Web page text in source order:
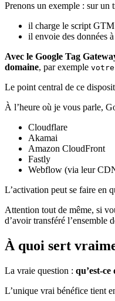
Prenons un exemple : sur un
il charge le script
il envoie des données
Avec le Google Tag
domaine, par exemple
Le point central de ce
À l’heure où je vous parle,
Cloudflare
Akamai
Amazon CloudFront
Fastly
Webflow (via leur
L’activation peut se faire en
Attention tout de même, si
d’avoir transféré l’ensemble
À quoi sert
La vraie question : qu’est-
L’unique vrai bénéfice tient